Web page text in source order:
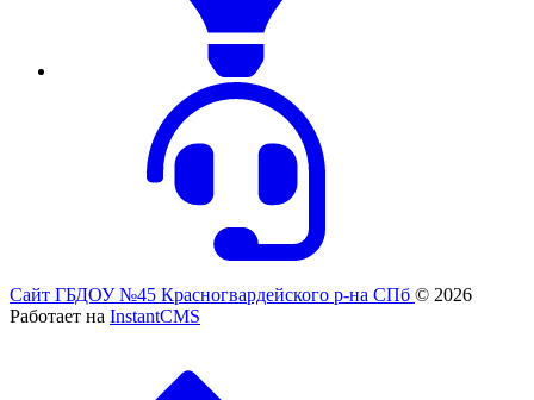
Сайт ГБДОУ №45 Красногвардейского р-на СПб © 2026
Работает на InstantCMS